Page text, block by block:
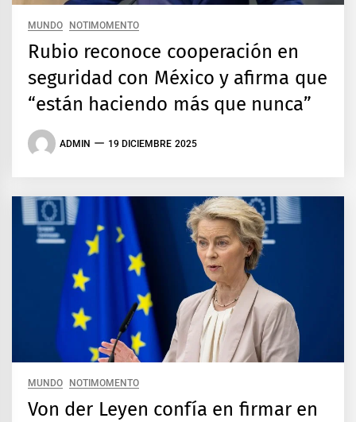
MUNDO NOTIMOMENTO
Rubio reconoce cooperación en
seguridad con México y afirma que
“están haciendo más que nunca”
ADMIN 19 DICIEMBRE 2025
MUNDO NOTIMOMENTO
Von der Leyen confía en firmar en